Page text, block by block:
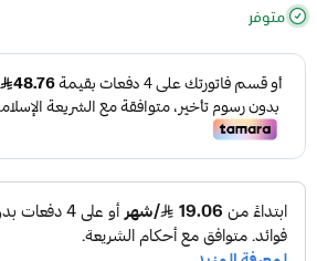
متوفر